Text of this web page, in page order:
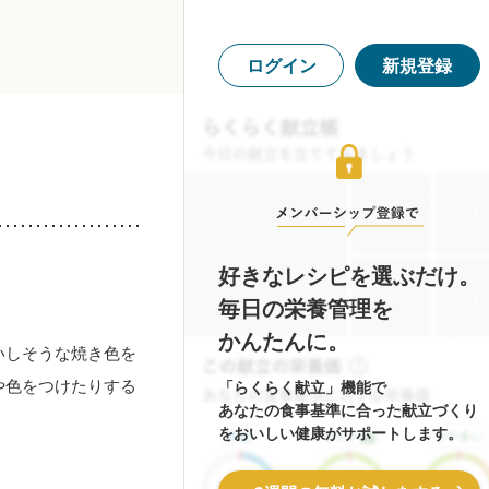
そうな焼き色を
をつけたりする
ログイン 新規登録
好きなレシピを選ぶだけ。
毎日の栄養管理を
かんたんに。
「らくらく献立」機能で
あなたの食事基準に合った献立づくり
をおいしい健康がサポートします。